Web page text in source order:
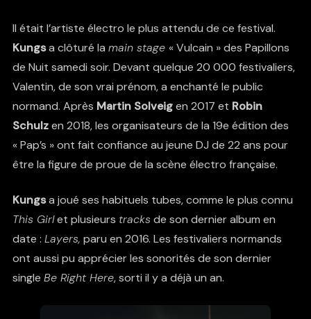
Il était l’artiste électro le plus attendu de ce festival.
Kungsa clôturé la main stage « Vulcain » des Papillons
de Nuit samedi soir. Devant quelque 20 000 festivaliers,
Valentin, de son vrai prénom, a enchanté le public
normand. Après Martin Solveigen 2017 et Robin
Schulzen 2018, les organisateurs de la 19e édition des
« Pap’s » ont fait confiance au jeune DJ de 22 ans pour
être la figure de proue de la scène électro française.
Kungsa joué ses habituels tubes, comme le plus connu
This Girlet plusieurs tracks de son dernier album en
date : Layers, paru en 2016. Les festivaliers normands
ont aussi pu apprécier les sonorités de son dernier
single Be Right Here, sorti il y a déjà un an.